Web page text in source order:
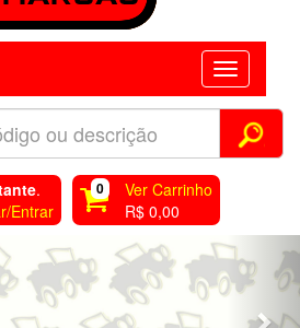
.
Entrar
0
Ver Carrinho
R$ 0,00